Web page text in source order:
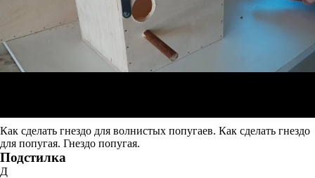
Как сделать гнездо для волнистых попугаев. Как сделать гнездо
для попугая. Гнездо попугая.
Подстилка
Д